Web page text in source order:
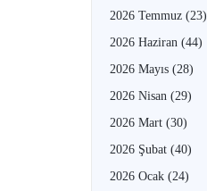
2026 Temmuz (23)
2026 Haziran (44)
2026 Mayıs (28)
2026 Nisan (29)
2026 Mart (30)
2026 Şubat (40)
2026 Ocak (24)